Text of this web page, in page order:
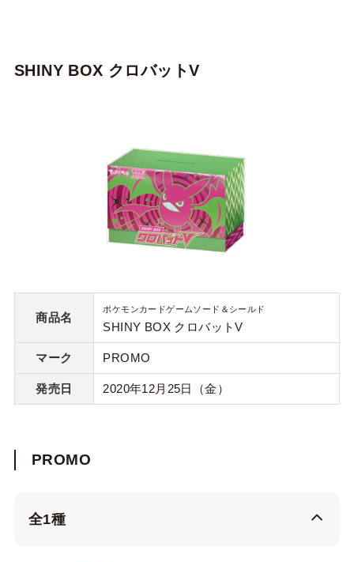
SHINY BOX クロバットV
商品名
ポケモンカードゲームソード＆シールド
SHINY BOX クロバットV
マーク PROMO
発売日 2020年12月25日（金）
PROMO
全1種